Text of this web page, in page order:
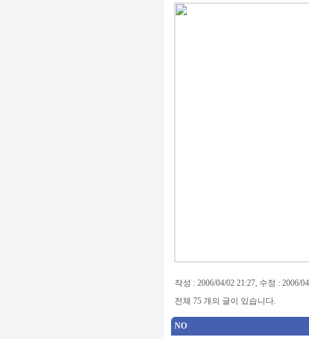
작성 : 2006/04/02 21:27, 수정 : 2006/
전체 75 개의 글이 있습니다.
NO